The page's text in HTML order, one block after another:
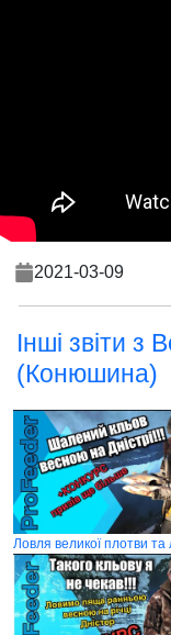
2021-03-09
Інші звіти з
(Конюшина)